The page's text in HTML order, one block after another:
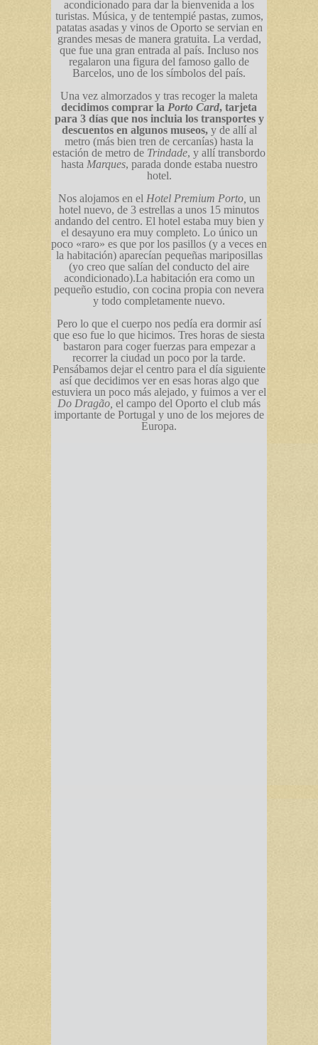
acondicionado para dar la bienvenida a los
turistas. Música, y de tentempié pastas, zumos,
patatas asadas y vinos de Oporto se servian en
grandes mesas de manera gratuita. La verdad,
que fue una gran entrada al país. Incluso nos
regalaron una figura del famoso gallo de
Barcelos, uno de los símbolos del país.
Una vez almorzados y tras recoger la maleta
decidimos comprar la Porto Card, tarjeta
para 3 días que nos incluia los transportes y
descuentos en algunos museos,y de allí al
metro (más bien tren de cercanías) hasta la
estación de metro de Trindade, y allí transbordo
hasta Marques, parada donde estaba nuestro
hotel.
Nos alojamos en el Hotel Premium Porto, un
hotel nuevo, de 3 estrellas a unos 15 minutos
andando del centro. El hotel estaba muy bien y
el desayuno era muy completo. Lo único un
poco «raro» es que por los pasillos (y a veces en
la habitación) aparecían pequeñas mariposillas
(yo creo que salían del conducto del aire
acondicionado).La habitación era como un
pequeño estudio, con cocina propia con nevera
y todo completamente nuevo.
Pero lo que el cuerpo nos pedía era dormir así
que eso fue lo que hicimos. Tres horas de siesta
bastaron para coger fuerzas para empezar a
recorrer la ciudad un poco por la tarde.
Pensábamos dejar el centro para el día siguiente
así que decidimos ver en esas horas algo que
estuviera un poco más alejado, y fuimos a ver el
Do Dragão, el campo del Oporto el club más
importante de Portugal y uno de los mejores de
Europa.